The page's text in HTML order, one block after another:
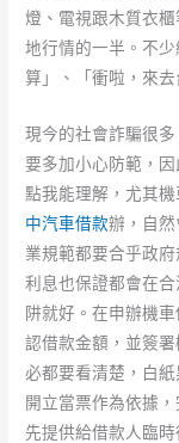
燈、電視跟木質衣
地行情的一半。不
算」、「衝啦，來
現今的社會詐騙很
要多加小心防範，
點我能理解，尤其
中汽車借款辦，自
業規範都要合乎政
利息也保證都會在
阱就好。在申辦機
認借款金額，並簽
必都要看清楚，白
開立當票作為依據
先提供給借款人臨